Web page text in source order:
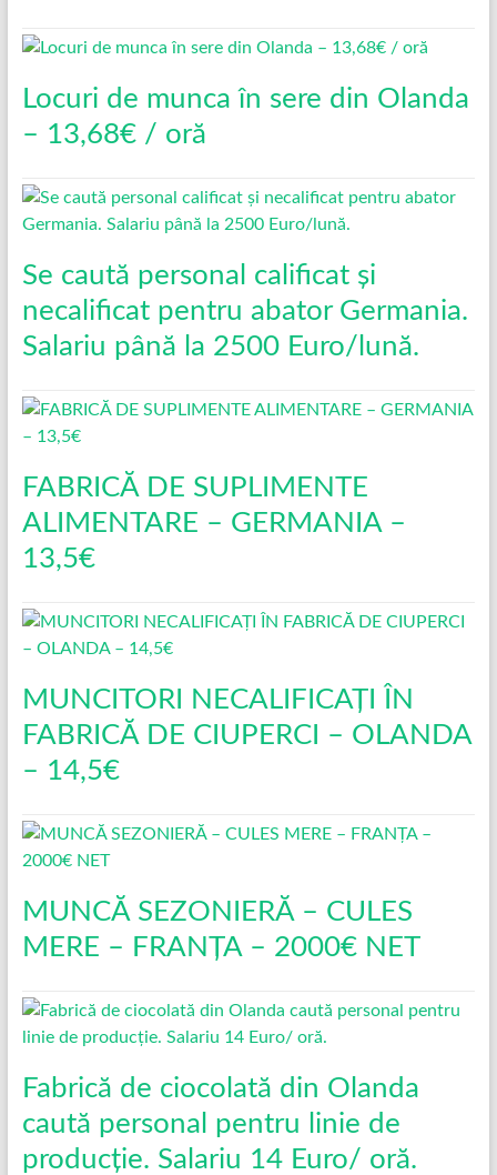
Locuri de munca în sere din Olanda
– 13,68€ / oră
Se caută personal calificat și
necalificat pentru abator Germania.
Salariu până la 2500 Euro/lună.
FABRICĂ DE SUPLIMENTE
ALIMENTARE – GERMANIA –
13,5€
MUNCITORI NECALIFICAȚI ÎN
FABRICĂ DE CIUPERCI – OLANDA
– 14,5€
MUNCĂ SEZONIERĂ – CULES
MERE – FRANȚA – 2000€ NET
Fabrică de ciocolată din Olanda
caută personal pentru linie de
producție. Salariu 14 Euro/ oră.